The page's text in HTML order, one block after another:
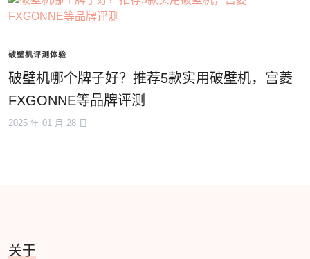
破壁机评测体验
破壁机哪个牌子好？推荐5款实用破壁机，宫菱
FXGONNE等品牌评测
2025 年 01 月 28 日
关于